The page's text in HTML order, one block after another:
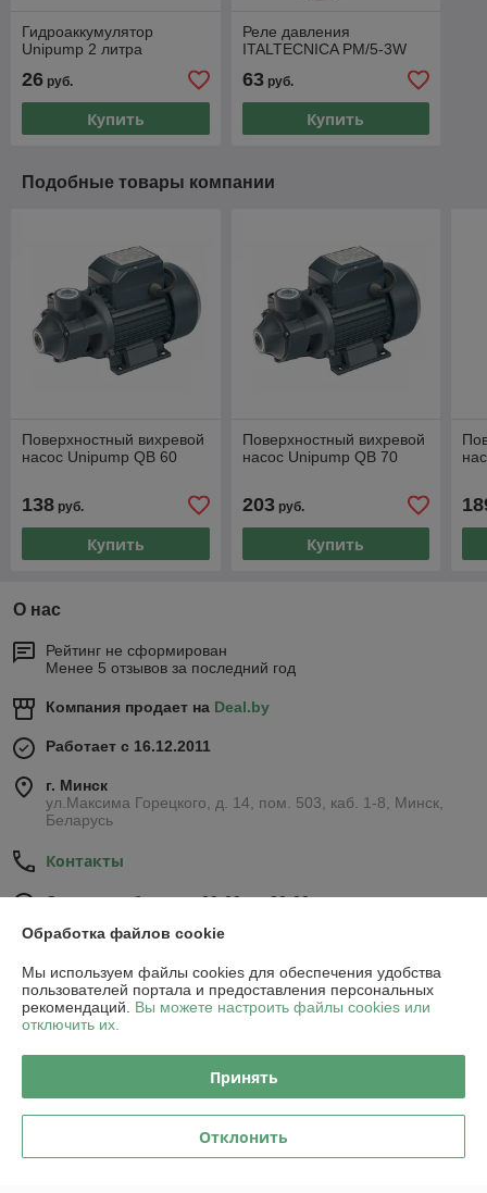
Гидроаккумулятор
Unipump 2 литра
26 руб.
Купить
Реле давления
ITALTECNICA РМ/5-3W
63руб.
Купить
Подобные товары компании
Поверхностный вихревой
насос Unipump QB 60
138 руб.
Купить
Поверхностный вихревой
насос Unipump QB 70
203руб.
Купить
О нас
Рейтинг не сформирован
Менее 5 отзывов за последний год
Компания продает на Deal.by
Работает с 16.12.2011
г. Минск
ул.Максима Горецкого, д. 14, пом. 503, каб. 1-8, Минск,
Беларусь
Контакты
Сегодня работает с 09:00 до 20:00
Отзывы о магазине
41 отзыва за всё время
Быстрая доставка, всегда в контакте, насос отличный. Спасибо.
Обработка файлов cookie
Мы используем файлы cookies для обеспечения удобства
пользователей портала и предоставления персональных
рекомендаций. Вы можете настроить файлы cookies или
отключить их.
Принять
Отклонить